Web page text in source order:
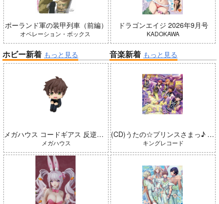
ポーランド軍の装甲列車（前編）
オペレーション・ボックス
ドラゴンエイジ 2026年9月号
KADOKAWA
ホビー新着 もっと見る
メガハウス コードギアス 反逆のルルーシュ るかっぷ 枢木スザク 完成品
メガハウス
音楽新着 もっと見る
(CD)うたの☆プリンスさまっ♪ LIVE EMOTION 2nd Anniversary CD レン・翔・セシル・嶺二・綺羅
キングレコード